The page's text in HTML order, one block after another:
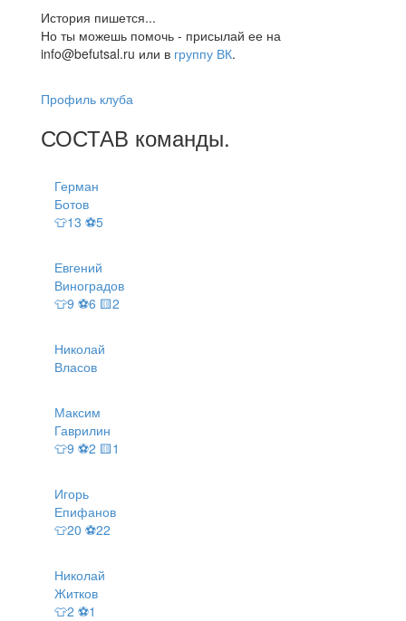
История пишется...
Но ты можешь помочь - присылай ее на
info@befutsal.ru или в группу ВК.
Профиль клуба
СОСТАВ команды.
Герман
Ботов
👕13 ⚽5
Евгений
Виноградов
👕9 ⚽6 🟨2
Николай
Власов
Максим
Гаврилин
👕9 ⚽2 🟨1
Игорь
Епифанов
👕20 ⚽22
Николай
Житков
👕2 ⚽1